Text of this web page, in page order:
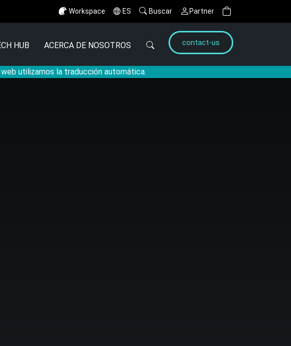
Workspace ES Buscar Partner
utilizamos la traducción automática.
HUB ACERCA DE NOSOTROS contact-us